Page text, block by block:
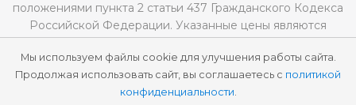
Мы используем файлы cookie для улучшения работы сайта.
Продолжая использовать сайт, вы соглашаетесь с политикой
конфиденциальности.
положениями пункта 2 статьи 437 Гражданского Кодекса
Российской Федерации. Указанные цены являются
действительных цен.